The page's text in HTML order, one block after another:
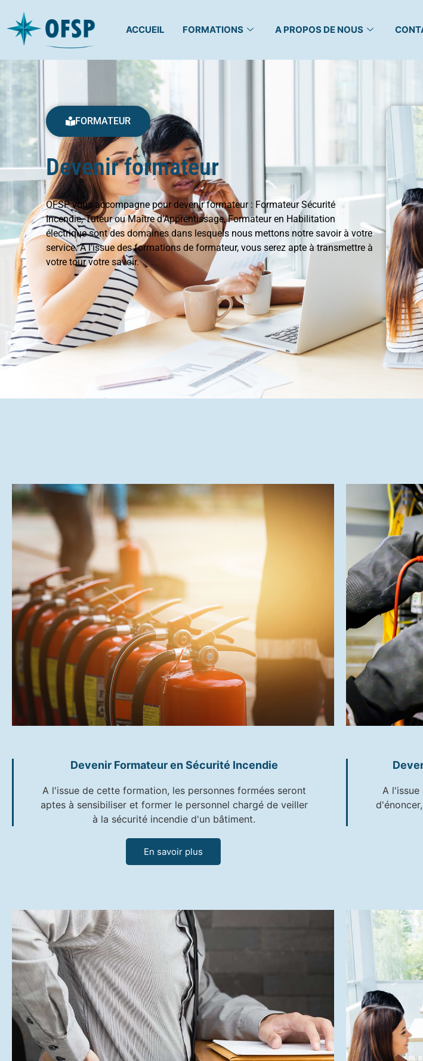
ACCUEIL FORMATIONS A PROPOS DE NOUS
FORMATEUR
Devenir formateur
OFSP vous accompagne pour devenir formateur : Formateur Sécurité
Incendie, Tuteur ou Maître d’Apprentissage, Formateur en Habilitation
électrique sont des domaines dans lesquels nous mettons notre savoir à votre
service. A l’issue des formations de formateur, vous serez apte à transmettre à
votre tour votre savoir.
Devenir Formateur en Sécurité Incendie
A l'issue de cette formation, les personnes formées seront
aptes à sensibiliser et former le personnel chargé de veiller
à la sécurité incendie d'un bâtiment.
En savoir plus
A